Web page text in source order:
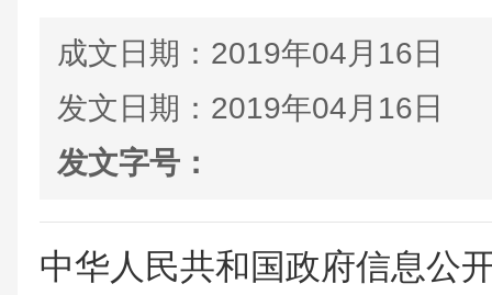
成文日期： 2019年04月16日
发文日期： 2019年04月16日
发文字号：
中华人民共和国政府信息公